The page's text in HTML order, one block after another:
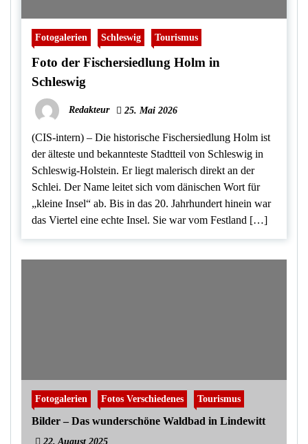
Fotogalerien Schleswig Tourismus
Foto der Fischersiedlung Holm in
Schleswig
Redakteur 25. Mai 2026
(CIS-intern) – Die historische Fischersiedlung Holm ist
der älteste und bekannteste Stadtteil von Schleswig in
Schleswig-Holstein. Er liegt malerisch direkt an der
Schlei. Der Name leitet sich vom dänischen Wort für
„kleine Insel“ ab. Bis in das 20. Jahrhundert hinein war
das Viertel eine echte Insel. Sie war vom Festland […]
Fotogalerien Fotos Verschiedenes Tourismus
Bilder – Das wunderschöne Waldbad in Lindewitt
22. August 2025